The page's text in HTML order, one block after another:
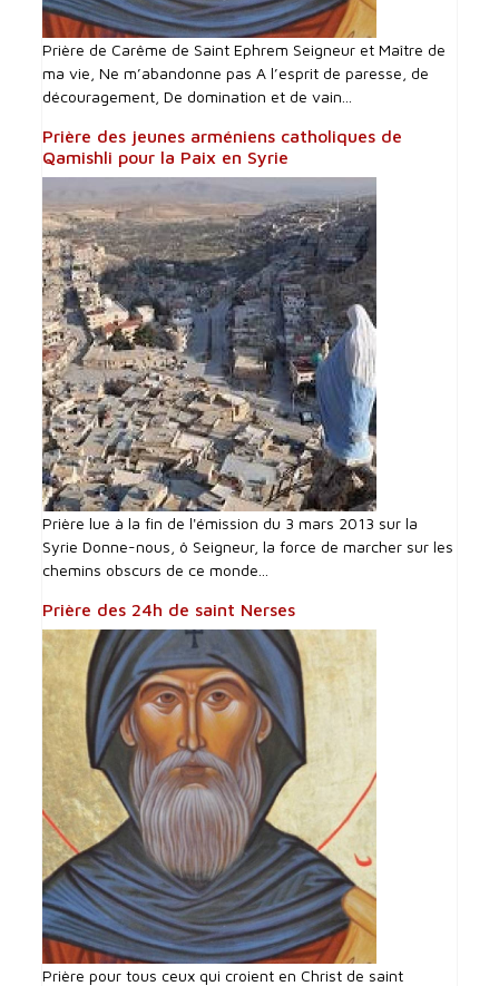
Prière de Carême de Saint Ephrem Seigneur et Maître de
ma vie, Ne m’abandonne pas A l’esprit de paresse, de
découragement, De domination et de vain...
Prière des jeunes arméniens catholiques de
Qamishli pour la Paix en Syrie
Prière lue à la fin de l'émission du 3 mars 2013 sur la
Syrie Donne-nous, ô Seigneur, la force de marcher sur les
chemins obscurs de ce monde...
Prière des 24h de saint Nerses
Prière pour tous ceux qui croient en Christ de saint